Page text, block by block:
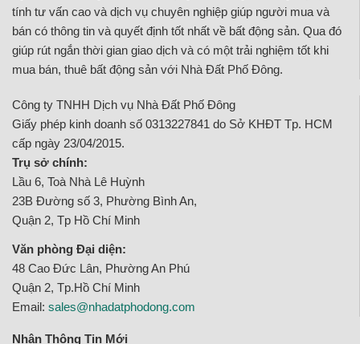
tính tư vấn cao và dịch vụ chuyên nghiệp giúp người mua và
bán có thông tin và quyết định tốt nhất về bất động sản. Qua đó
giúp rút ngắn thời gian giao dịch và có một trải nghiệm tốt khi
mua bán, thuê bất động sản với Nhà Đất Phố Đông.
Công ty TNHH Dịch vụ Nhà Đất Phố Đông
Giấy phép kinh doanh số 0313227841 do Sở KHĐT Tp. HCM
cấp ngày 23/04/2015.
Trụ sở chính:
Lầu 6, Toà Nhà Lê Huỳnh
23B Đường số 3, Phường Bình An,
Quận 2, Tp Hồ Chí Minh
Văn phòng Đại diện:
48 Cao Đức Lân, Phường An Phú
Quận 2, Tp.Hồ Chí Minh
Email: sales@nhadatphodong.com
Nhận Thông Tin Mới